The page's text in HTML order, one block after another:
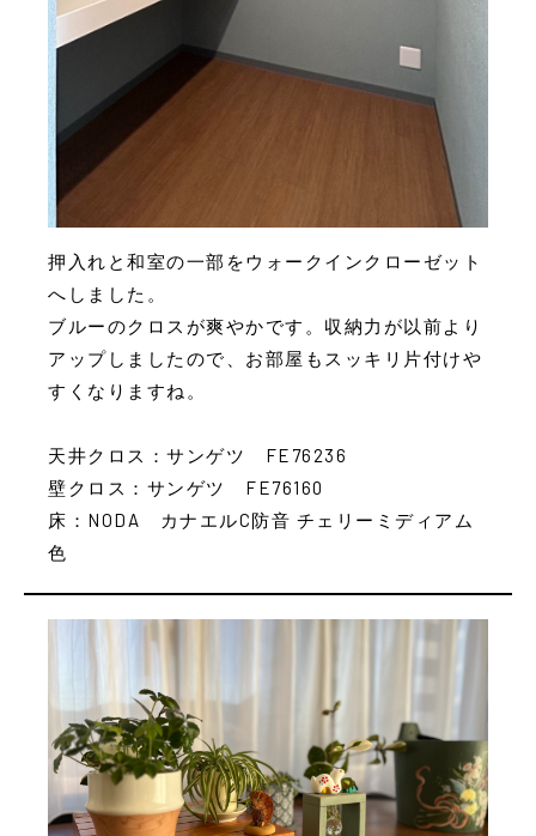
押入れと和室の一部をウォークインクローゼット
へしました。
ブルーのクロスが爽やかです。収納力が以前より
アップしましたので、お部屋もスッキリ片付けや
すくなりますね。
天井クロス：サンゲツ FE76236
壁クロス：サンゲツ FE76160
床：NODA カナエルC防音 チェリーミディアム
色